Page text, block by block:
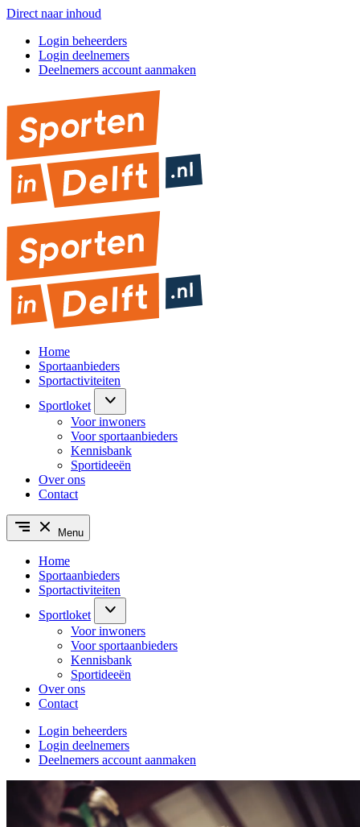
Direct naar inhoud
Login beheerders
Login deelnemers
Deelnemers account aanmaken
Home
Sportaanbieders
Sportactiviteiten
Sportloket
Voor inwoners
Voor sportaanbieders
Kennisbank
Sportideeën
Over ons
Contact
Menu
Home
Sportaanbieders
Sportactiviteiten
Sportloket
Voor inwoners
Voor sportaanbieders
Kennisbank
Sportideeën
Over ons
Contact
Login beheerders
Login deelnemers
Deelnemers account aanmaken